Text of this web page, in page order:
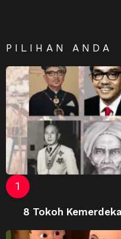
PILIHAN ANDA
8 Tokoh